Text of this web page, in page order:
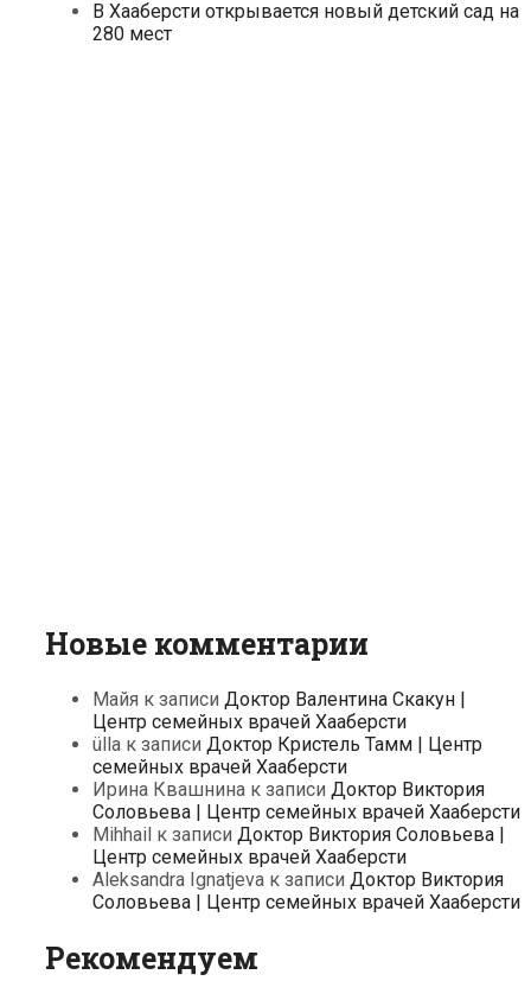
В Хааберсти открывается новый детский сад на
280 мест
Новые комментарии
Майя к записи Доктор Валентина Скакун |
Центр семейных врачей Хааберсти
ülla к записи Доктор Кристель Тамм | Центр
семейных врачей Хааберсти
Ирина Квашнина к записи Доктор Виктория
Соловьева | Центр семейных врачей Хааберсти
Mihhail к записи Доктор Виктория Соловьева |
Центр семейных врачей Хааберсти
Aleksandra Ignatjeva к записи Доктор Виктория
Соловьева | Центр семейных врачей Хааберсти
Рекомендуем